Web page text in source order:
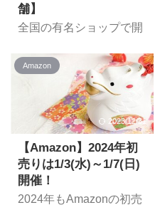
舗】
全国の有名ショップで開
り・福袋情報のまとめで
す。 イオン 超！初売り
イオン 超！初売り 2024
年1月1日(月・祝)から開
催！｜イオン より セー
ル情報 開催期間：
2024/1/1(月・祝)～
1/4(木) 開催場所：関東・
北陸信越・東海・近畿・
中四国の「イオン」「イ
オンスタイル」など約
Amazon
2023/12/31
【Amazon】2024年初
売りは1/3(水)～1/7(日)
開催！
2024年もAmazonの初売